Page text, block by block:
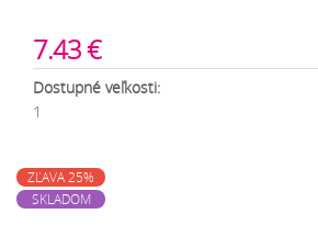
7.43 €
Dostupné veľkosti:
1
ZĽAVA 25%
SKLADOM